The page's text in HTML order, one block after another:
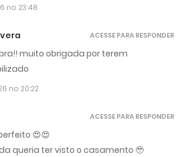
no 23:48
muito obrigada por terem
no 20:22
ACESSE PARA RESPONDER
😍😍
queria ter visto o casamento 🥹
ACESSE PARA RESPONDER